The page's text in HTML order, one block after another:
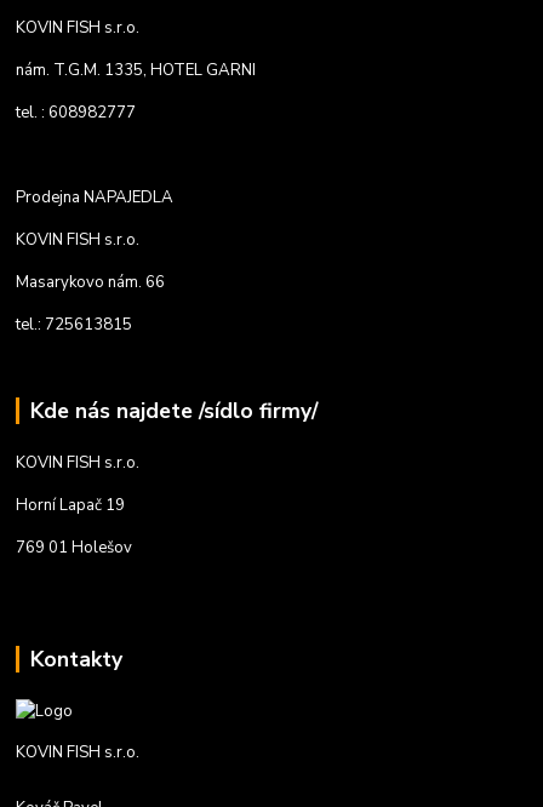
KOVIN FISH s.r.o.
nám. T.G.M. 1335, HOTEL GARNI
tel. : 608982777
Prodejna NAPAJEDLA
KOVIN FISH s.r.o.
Masarykovo nám. 66
tel.: 725613815
Kde nás najdete /sídlo firmy/
KOVIN FISH s.r.o.
Horní Lapač 19
769 01 Holešov
Kontakty
KOVIN FISH s.r.o.